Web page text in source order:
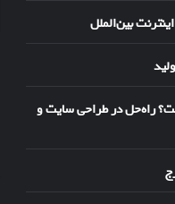
بین‌الملل
راه‌حل در طراحی سایت و